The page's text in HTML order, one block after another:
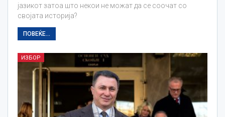
јазикот затоа што некои не можат да се соочат со
својата историја?
ПОВЕЌЕ...
ИЗБОР